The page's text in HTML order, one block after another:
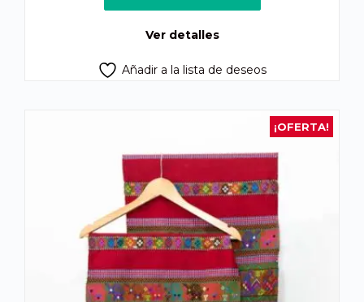
Ver detalles
Añadir a la lista de deseos
¡OFERTA!